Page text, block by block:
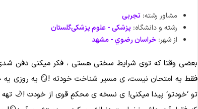
مشاور رشته: تجربی
رشته و دانشگاه: پزشکی - علوم پزشکی‌گلستان
از شهر: خراسان رضوي - مشهد
فقط یه
تو ‘خودتو‘ پیدا میکنی! ی نسخه ی محکمِ قوی از خودت !🌙